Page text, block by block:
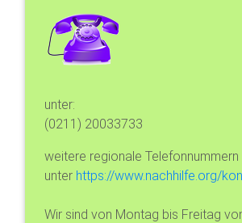
unter:
(0211) 20033733
weitere regionale Telefonnummern
unter https://www.nachhilfe.org/
Wir sind von Montag bis Freitag